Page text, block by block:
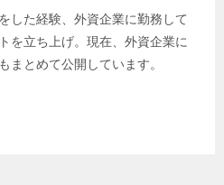
した経験、外資企業に勤務して
を立ち上げ。現在、外資企業に
まとめて公開しています。